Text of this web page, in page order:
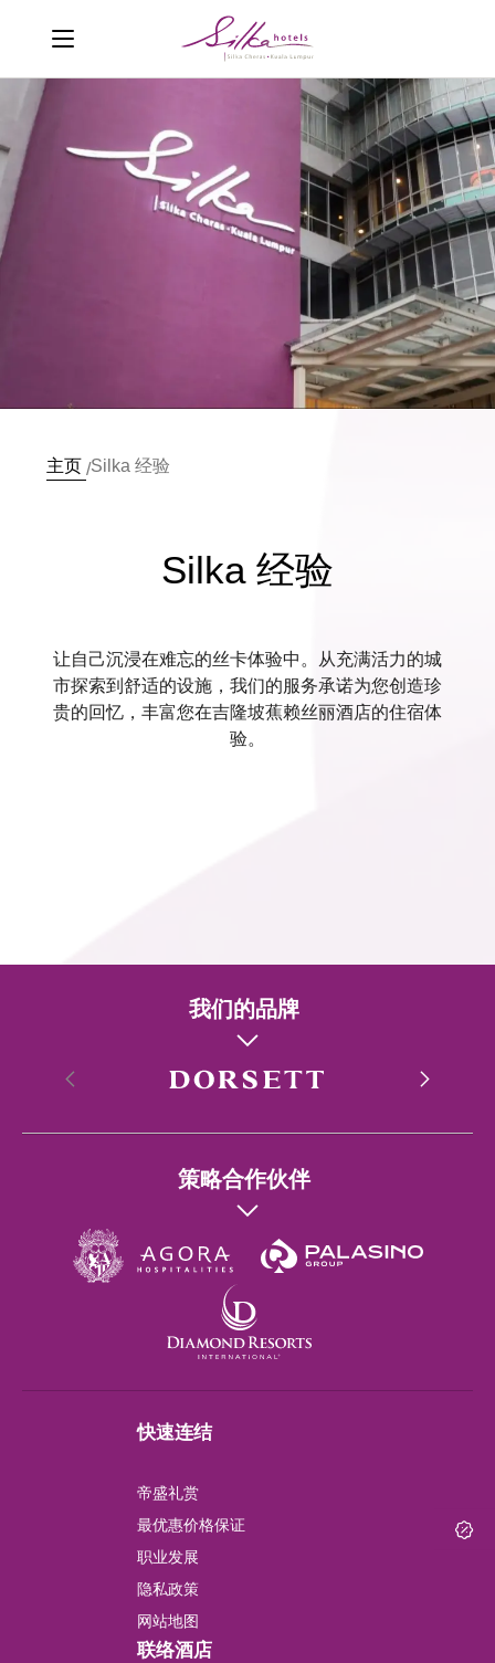
主页 /Silka 经验
Silka 经验
让自己沉浸在难忘的丝卡体验中。从充满活力的城
市探索到舒适的设施，我们的服务承诺为您创造珍
贵的回忆，丰富您在吉隆坡蕉赖丝丽酒店的住宿体
验。
我们的品牌
Singapore
Wuhan
London
Shanghai
Lushan
策略合作伙伴
快速连结
帝盛礼赏
最优惠价格保证
职业发展
隐私政策
网站地图
联络酒店